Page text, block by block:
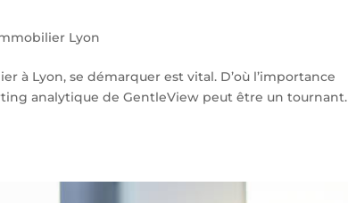
Lyon
à Lyon, se démarquer est vital. D’où l’importance
analytique de GentleView peut être un tournant.